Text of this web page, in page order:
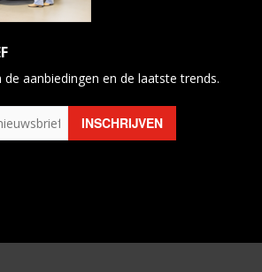
aanbiedingen en de laatste trends.